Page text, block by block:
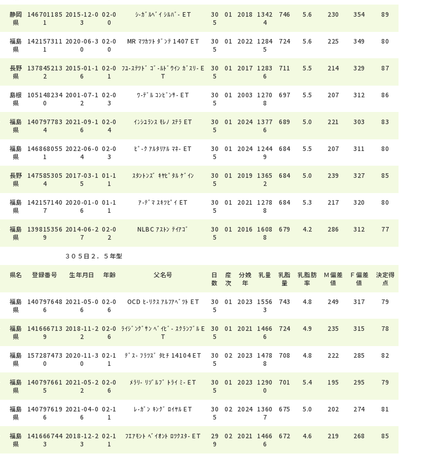
静岡
県
146701185
1
2015-12-0
3
02-0
0
ｼ-ｶﾞﾙﾍﾞｲ ｼﾙﾊﾞ- ET
30
5
01 2018
1342
4
746 5.6 230 354 89
福島
県
142157311
1
2020-06-3
0
02-0
0
MR ﾏﾂｶﾂﾄ ﾀﾞﾝﾃ 1407 ET
30
5
01 2022 1284
5
724 5.6 225 349 80
長野
県
137845213
2
2015-01-1
6
02-0
1
ﾌﾕ-ｽﾃﾂﾄﾞ ｺﾞ-ﾙﾄﾞｳｲﾝ ｶﾞｽﾘ- E
T
30
5
01 2017 1283
6
711 5.5 214 329 87
島根
県
105148234
0
2001-07-1
2
02-0
3
ﾜ-ﾃﾞﾙ ｺﾝﾋﾞﾝｻ- ET
30
5
01 2003
1270
8
697 5.5 207 312 86
福島
県
140797783
4
2021-09-1
6
02-0
4
ｲﾝｼﾕﾗﾝｽ ﾓﾚﾉ ｽﾃﾗ ET
30
5
01 2024 1377
6
689 5.0 221 303 83
福島
県
146868055
1
2022-06-0
4
02-0
3
ﾋﾟ-ｸ ｱﾙﾀﾘｱﾙ ﾏﾈ- ET
30
5
01 2024 1244
9
684 5.5 207 311 80
長野
県
147585305
4
2017-03-1
5
01-1
1
ｽﾀﾝﾄﾝｽﾞ ｷﾔﾋﾟﾀﾙ ｹﾞｲﾝ
30
5
01 2019
1365
2
684 5.0 239 327 85
福島
県
142157140
7
2020-01-0
6
01-1
1
ｱ-ﾃﾞﾏ ｽｷﾂﾋﾟｲ ET
30
5
01 2021
1278
8
684 5.3 217 320 80
福島
県
139815356
9
2014-06-2
7
02-0
2
NLBC ｱｽﾄﾝ ﾃｲｱｺﾞ
30
5
01 2016
1608
8
679 4.2 286 312 77
３０５日２．５年型
県名 登録番号 生年月日 年齢 父名号
日
数
産
次
分娩
年
乳量
乳脂
量
乳脂肪
率
Ｍ偏差
値
Ｆ偏差
値
決定得
点
福島
県
140797648
6
2021-05-0
6
02-0
6
OCD ﾋ-ﾘｸｽ ｱﾙﾌｱﾍﾞﾂﾄ ET
30
5
01 2023
1556
3
743 4.8 249 317 79
福島
県
141666713
9
2018-11-2
2
02-0
6
ﾗｲｼﾞﾝｸﾞｻﾝ ﾍﾞｲﾋﾞ- ｽｸﾗﾝﾌﾞﾙ E
T
30
5
01 2021
1466
6
724 4.9 235 315 78
福島
県
157287473
0
2020-11-3
0
02-1
1
ﾃﾞｽ- ﾌﾗﾂｽﾞ ﾀﾋﾁ 14104 ET
30
5
02 2023
1478
8
708 4.8 222 285 82
福島
県
140797661
5
2021-05-2
2
02-0
6
ﾒﾗﾘ- ﾘｿﾞﾙﾌﾞ ﾄﾗｲ ﾐ- ET
30
5
01 2023
1290
0
701 5.4 195 295 79
福島
県
140797619
6
2021-04-0
6
02-1
1
ﾚ-ｶﾞﾝ ｷﾝｸﾞ ﾛｲﾔﾙ ET
30
5
02 2024 1360
7
675 5.0 202 274 81
福島
県
141666744
3
2018-12-2
3
02-1
1
ﾌｴｱﾓﾝﾄ ﾍﾞｲｵﾝﾄ ﾛﾂｸｽﾀ- ET
29
9
02 2021
1466
6
672 4.6 219 268 85